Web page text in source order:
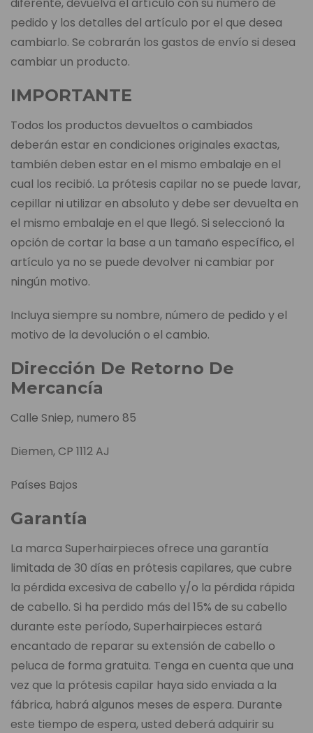
pedido y los detalles del artículo por el que desea
cambiarlo. Se cobrarán los gastos de envío si desea
cambiar un producto.
IMPORTANTE
Todos los productos devueltos o cambiados
deberán estar en condiciones originales exactas,
también deben estar en el mismo embalaje en el
cual los recibió. La prótesis capilar no se puede lavar,
cepillar ni utilizar en absoluto y debe ser devuelta en
el mismo embalaje en el que llegó. Si seleccionó la
opción de cortar la base a un tamaño específico, el
artículo ya no se puede devolver ni cambiar por
ningún motivo.
Incluya siempre su nombre, número de pedido y el
motivo de la devolución o el cambio.
Dirección De Retorno De
Mercancía
Calle Sniep, numero 85
Diemen, CP 1112 AJ
Países Bajos
Garantía
La marca Superhairpieces ofrece una garantía
limitada de 30 días en prótesis capilares, que cubre
la pérdida excesiva de cabello y/o la pérdida rápida
de cabello. Si ha perdido más del 15% de su cabello
durante este período, Superhairpieces estará
encantado de reparar su extensión de cabello o
peluca de forma gratuita. Tenga en cuenta que una
vez que la prótesis capilar haya sido enviada a la
fábrica, habrá algunos meses de espera. Durante
este tiempo de espera, usted deberá adquirir su